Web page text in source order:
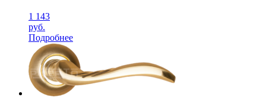
1 143
руб.
Подробнее